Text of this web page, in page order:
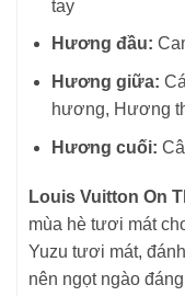
tay
Hương đầu:
Hương giữa:
hương, Hương
Hương cuối:
Louis Vuitton On
mùa hè tươi mát
Yuzu tươi mát,
nên ngọt ngào